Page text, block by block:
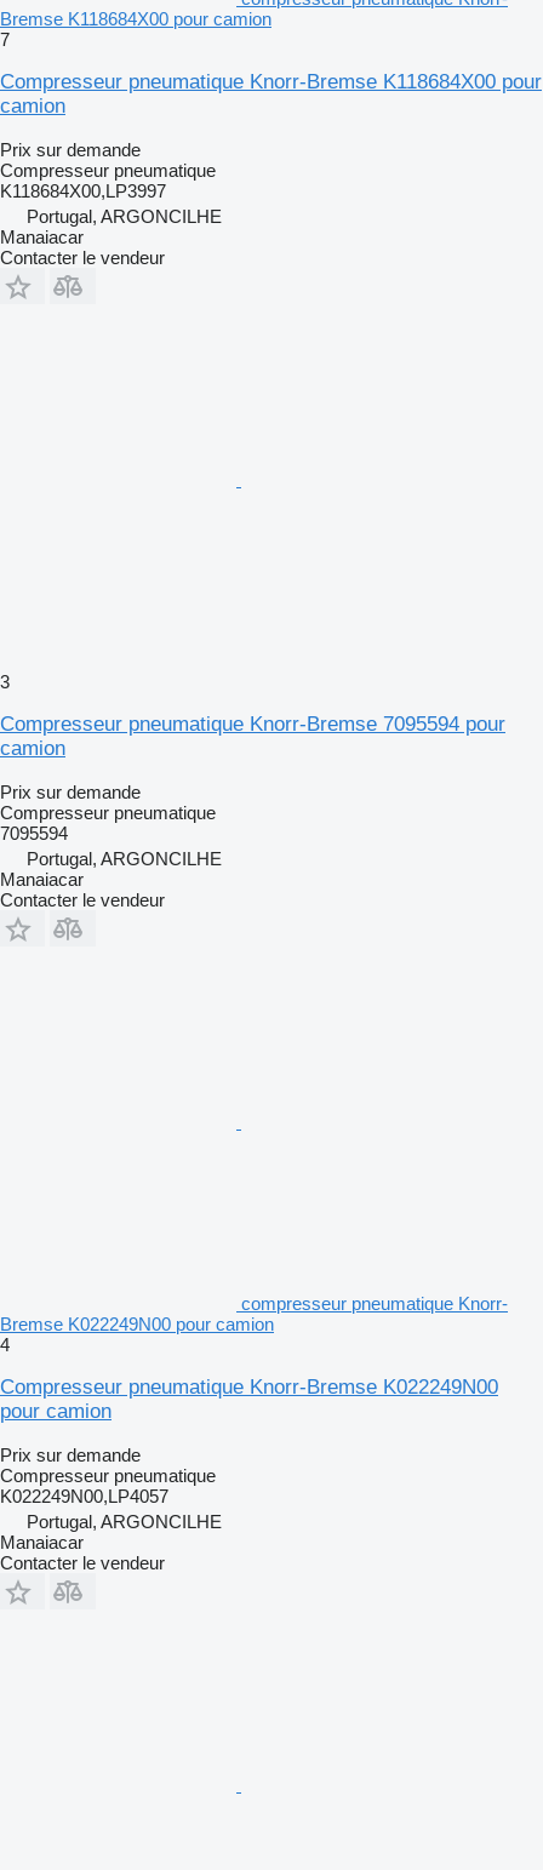
Bremse K118684X00 pour camion
7
Compresseur pneumatique Knorr-Bremse K118684X00 pour
camion
Prix sur demande
Compresseur pneumatique
K118684X00,LP3997
Portugal, ARGONCILHE
Manaiacar
Contacter le vendeur
3
Compresseur pneumatique Knorr-Bremse 7095594 pour
camion
Prix sur demande
Compresseur pneumatique
7095594
Portugal, ARGONCILHE
Manaiacar
Contacter le vendeur
compresseur pneumatique Knorr-
Bremse K022249N00 pour camion
4
Compresseur pneumatique Knorr-Bremse K022249N00
pour camion
Prix sur demande
Compresseur pneumatique
K022249N00,LP4057
Portugal, ARGONCILHE
Manaiacar
Contacter le vendeur